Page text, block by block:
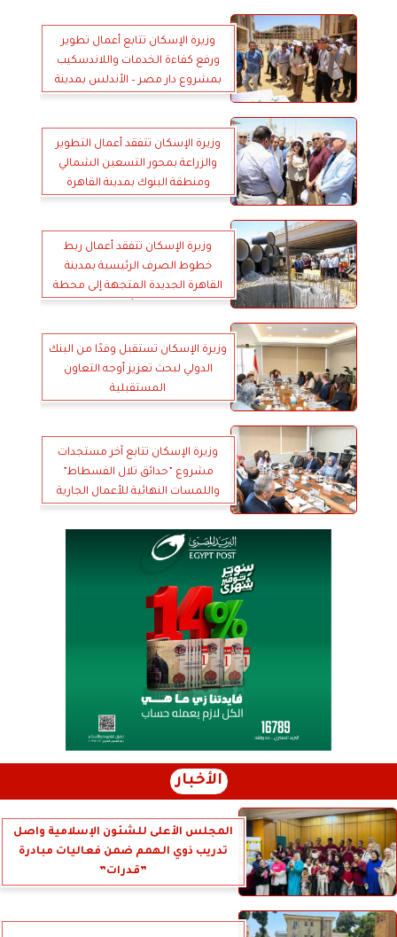
وزيرة الإسكان تتابع أعمال تطوير
ورفع كفاءة الخدمات واللاندسكيب
بمشروع دار مصر – الأندلس بمدينة
وزيرة الإسكان تتفقد أعمال التطوير
والزراعة بمحور التسعين الشمالي
ومنطقة البنوك بمدينة القاهرة
وزيرة الإسكان تتفقد أعمال ربط
خطوط الصرف الرئيسية بمدينة
القاهرة الجديدة المتجهة إلى محطة
وزيرة الإسكان تستقبل وفدًا من البنك
الدولي لبحث تعزيز أوجه التعاون
المستقبلية
وزيرة الإسكان تتابع آخر مستجدات
مشروع ”حدائق تلال الفسطاط”
واللمسات النهائية للأعمال الجارية
الأخبار
المجلس الأعلى للشئون الإسلامية واصل
تدريب ذوي الهمم ضمن فعاليات مبادرة
”قدرات”